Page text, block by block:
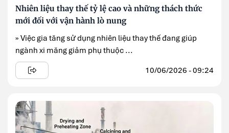
Nhiên liệu thay thế tỷ lệ cao và những thách thức
mới đối với vận hành lò nung
» Việc gia tăng sử dụng nhiên liệu thay thế đang giúp
ngành xi măng giảm phụ thuộc ...
10/06/2026 - 09:24